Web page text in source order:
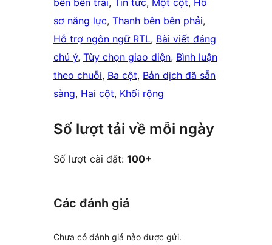
bên bên trái, Tin tức, Một cột, Hồ
sơ năng lực, Thanh bên bên phải
Hỗ trợ ngôn ngữ RTL, Bài viết đáng
chú ý, Tùy chọn giao diện, Bình luận
theo chuỗi, Ba cột, Bản dịch đã sẵn
sàng, Hai cột, Khối rộng
Số lượt tải về mỗi ngày
Số lượt cài đặt: 100+
Các đánh giá
Chưa có đánh giá nào được gửi.